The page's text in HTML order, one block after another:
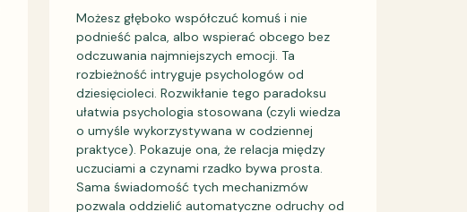
Możesz głęboko współczuć komuś i nie
podnieść palca, albo wspierać obcego bez
odczuwania najmniejszych emocji. Ta
rozbieżność intryguje psychologów od
dziesięcioleci. Rozwikłanie tego paradoksu
ułatwia psychologia stosowana (czyli wiedza
o umyśle wykorzystywana w codziennej
praktyce). Pokazuje ona, że relacja między
uczuciami a czynami rzadko bywa prosta.
Sama świadomość tych mechanizmów
pozwala oddzielić automatyczne odruchy od